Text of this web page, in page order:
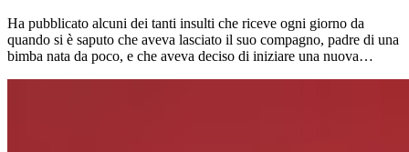
Ha pubblicato alcuni dei tanti insulti che riceve ogni giorno da
quando si è saputo che aveva lasciato il suo compagno, padre di una
bimba nata da poco, e che aveva deciso di iniziare una nuova…